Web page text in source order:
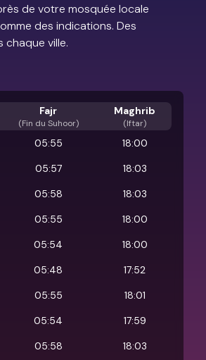
de votre mosquée locale
des indications. Des
ville.
Fajr
(Fin du Suhoor)
Maghrib
(Iftar)
05:55
18:00
05:57
18:03
05:58
18:03
05:55
18:00
05:54
18:00
05:48
17:52
05:55
18:01
05:54
17:59
05:58
18:03